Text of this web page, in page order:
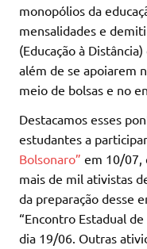
monopólios da
mensalidades e
(Educação à
além de se apoiarem
meio de bolsas e no
Destacamos esses
estudantes a
Bolsonaro” em 10/07,
mais de mil ativistas
da preparação desse
“Encontro Estadual
dia 19/06. Outras